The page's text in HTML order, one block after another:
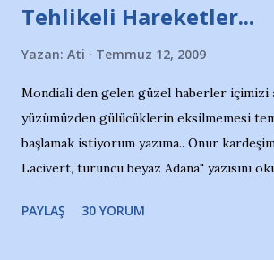
Tehlikeli Hareketler...
Yazan: Ati Temmuz 12, 2009
Mondiali den gelen güzel haberler içimizi
yüzümüzden gülücüklerin eksilmemesi
başlamak istiyorum yazıma.. Onur
Lacivert, turuncu beyaz Adana" yazısını
irkildim.. "Bursasporlu taraftarlar, İstanbul
PAYLAŞ 30 YORUM